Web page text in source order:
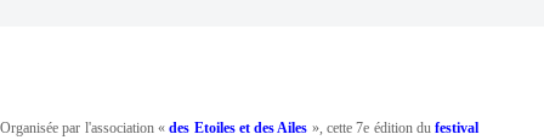
Organisée par l'association «des Etoiles et des Ailes », cette 7e édition dufestival